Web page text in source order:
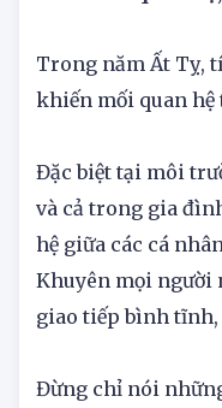
Trong năm Ất Tỵ,
Đặc biệt tại môi
và cả trong gia
hệ giữa các cá
Khuyên mọi người